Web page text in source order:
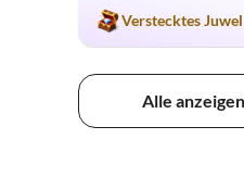
Verstecktes Juwel
Alle anzeigen